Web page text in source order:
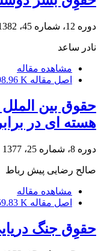
دوره 12، شماره 45، 1382
نادر ساعد
مشاهده مقاله
اصل مقاله K
حقوق بین
هسته ای در
دوره 8، شماره 25، 1377
صالح رضایی پیش رباط
مشاهده مقاله
اصل مقاله K
حقوِق جنگ‌